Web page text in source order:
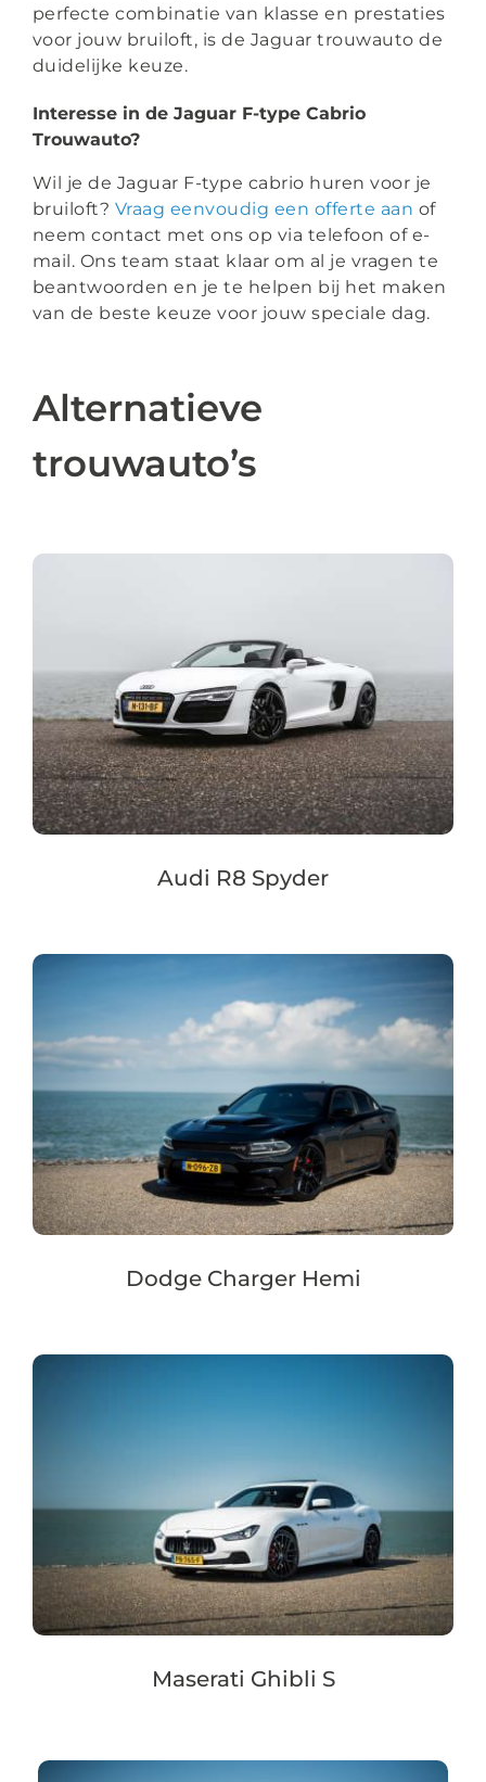
perfecte combinatie van klasse en prestaties
voor jouw bruiloft, is de Jaguar trouwauto de
duidelijke keuze.
Interesse in de Jaguar F-type Cabrio
Trouwauto?
Wil je de Jaguar F-type cabrio huren voor je
bruiloft? Vraag eenvoudig een offerte aan of
neem contact met ons op via telefoon of e-
mail. Ons team staat klaar om al je vragen te
beantwoorden en je te helpen bij het maken
van de beste keuze voor jouw speciale dag.
Alternatieve
trouwauto’s
Audi R8 Spyder
Dodge Charger Hemi
Maserati Ghibli S